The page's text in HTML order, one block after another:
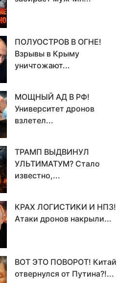
ПОЛУОСТРОВ В ОГНЕ!
Взрывы в Крыму
уничтожают...
МОЩНЫЙ АД В РФ!
Университет дронов
взлетел...
ТРАМП ВЫДВИНУЛ
УЛЬТИМАТУМ? Стало
известно,...
КРАХ ЛОГИСТИКИ И НПЗ!
Атаки дронов накрыли...
ВОТ ЭТО ПОВОРОТ! Китай
отвернулся от Путина?!...